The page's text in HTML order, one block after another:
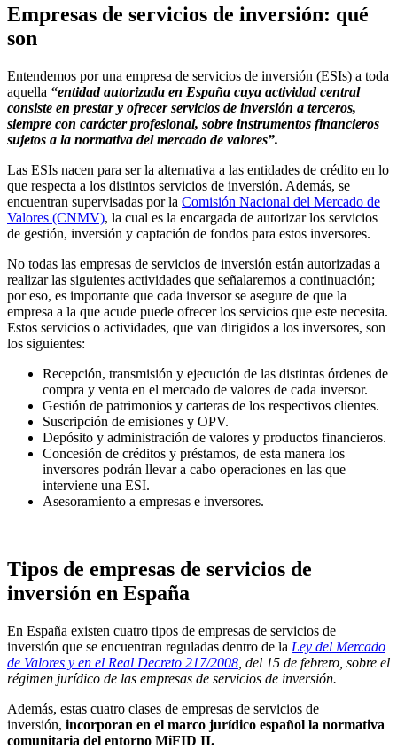
Empresas de servicios de inversión: qué
son
Entendemos por una empresa de servicios de inversión (ESIs) a toda
aquella “entidad autorizada en España cuya actividad central
consiste en prestar y ofrecer servicios de inversión a terceros,
siempre con carácter profesional, sobre instrumentos financieros
sujetos a la normativa del mercado de valores”.
Las ESIs nacen para ser la alternativa a las entidades de crédito en lo
que respecta a los distintos servicios de inversión. Además, se
encuentran supervisadas por la Comisión Nacional del Mercado de
Valores (CNMV), la cual es la encargada de autorizar los servicios
de gestión, inversión y captación de fondos para estos inversores.
No todas las empresas de servicios de inversión están autorizadas a
realizar las siguientes actividades que señalaremos a continuación;
por eso, es importante que cada inversor se asegure de que la
empresa a la que acude puede ofrecer los servicios que este necesita.
Estos servicios o actividades, que van dirigidos a los inversores, son
los siguientes:
Recepción, transmisión y ejecución de las distintas órdenes de
compra y venta en el mercado de valores de cada inversor.
Gestión de patrimonios y carteras de los respectivos clientes.
Suscripción de emisiones y OPV.
Depósito y administración de valores y productos financieros.
Concesión de créditos y préstamos, de esta manera los
inversores podrán llevar a cabo operaciones en las que
interviene una ESI.
Asesoramiento a empresas e inversores.
Tipos de empresas de servicios de
inversión en España
En España existen cuatro tipos de empresas de servicios de
inversión que se encuentran reguladas dentro de la Ley del Mercado
de Valores y en el Real Decreto 217/2008 , del 15 de febrero, sobre el
régimen jurídico de las empresas de servicios de inversión.
Además, estas cuatro clases de empresas de servicios de
inversión, incorporan en el marco jurídico español la normativa
comunitaria del entorno MiFID II.